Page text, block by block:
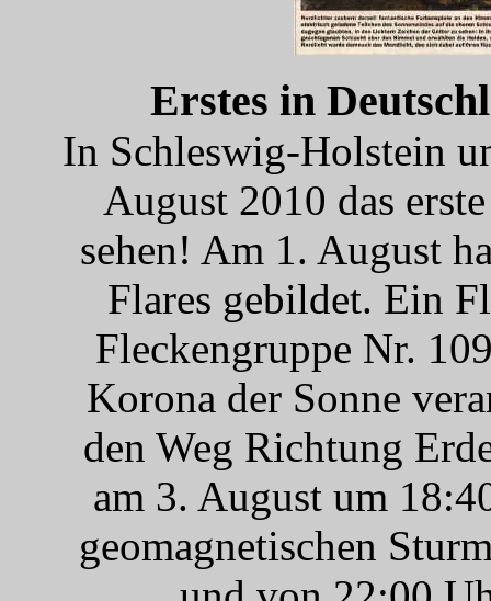
Erstes in
In Schleswig-Holstein
August 2010 das
sehen! Am 1. August
Flares gebildet. Ein
Fleckengruppe Nr.
Korona der Sonne
den Weg Richtung
am 3. August um
geomagnetischen